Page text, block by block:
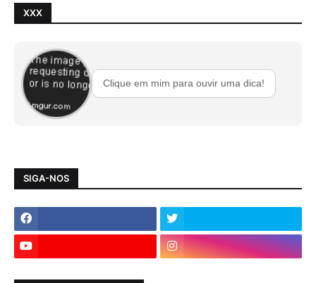
XXX
Clique em mim para ouvir uma dica!
SIGA-NOS